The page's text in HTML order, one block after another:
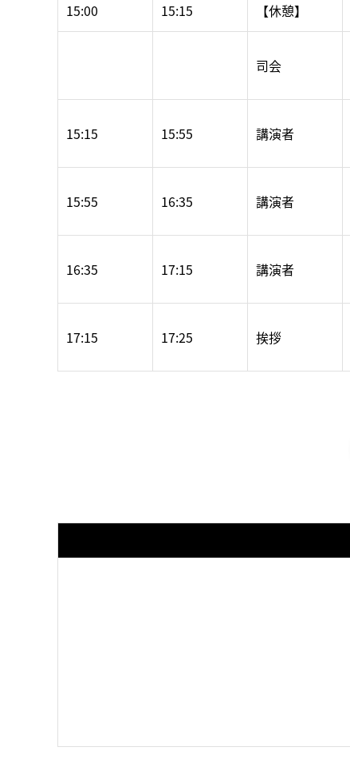
15:00 15:15 【休憩】
司会
15:15 15:55 講演者
15:55 16:35 講演者
16:35 17:15 講演者
17:15 17:25 挨拶